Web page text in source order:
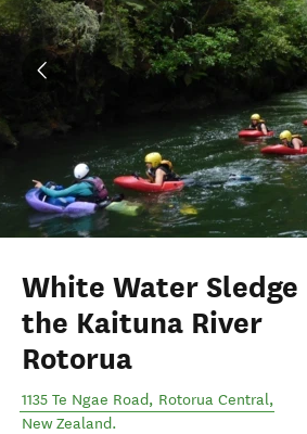
White Water Sledge
the Kaituna River
Rotorua
1135 Te Ngae Road, Rotorua Central,
New Zealand.